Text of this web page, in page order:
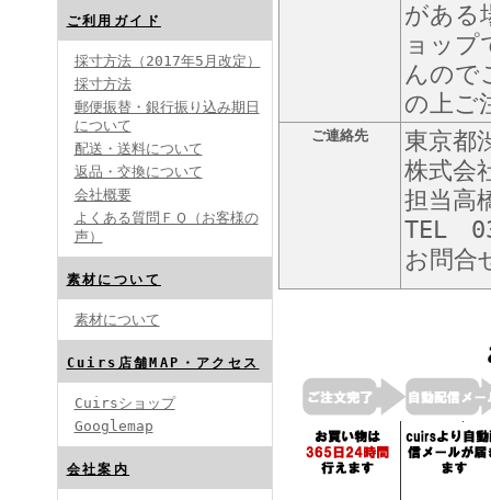
ご利用ガイド
採寸方法（2017年5月改定）
採寸方法
郵便振替・銀行振り込み期日
について
配送・送料について
返品・交換について
会社概要
よくある質問ＦＱ（お客様の
声）
素材について
素材について
Cuirs店舗MAP・アクセス
Cuirsショップ
Googlemap
会社案内
がある
ョップ
んので
の上ご
ご連絡先
東京都
株式会
担当高
TEL
お問合